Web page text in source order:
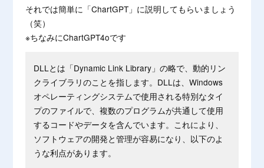
それでは簡単に「ChartGPT」に説明してもらいましょう
（笑）
※ちなみにChartGPT4oです
DLLとは「Dynamic Link Library」の略で、動的リン
クライブラリのことを指します。DLLは、Windows
オペレーティングシステムで使用される特別なタイ
プのファイルで、複数のプログラムが共通して使用
するコードやデータを含んでいます。これにより、
ソフトウェアの開発と管理が容易になり、以下のよ
うな利点があります。